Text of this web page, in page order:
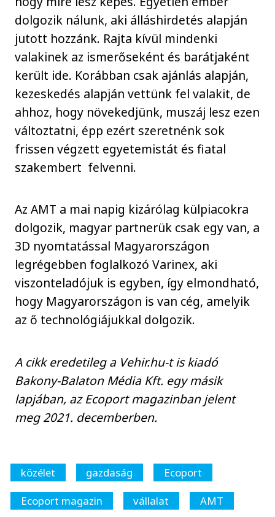
dolgozik nálunk, aki álláshirdetés alapján
jutott hozzánk. Rajta kívül mindenki
valakinek az ismerőseként és barátjaként
került ide. Korábban csak ajánlás alapján,
kezeskedés alapján vettünk fel valakit, de
ahhoz, hogy növekedjünk, muszáj lesz ezen
változtatni, épp ezért szeretnénk sok
frissen végzett egyetemistát és fiatal
szakembert felvenni.
Az AMT a mai napig kizárólag külpiacokra
dolgozik, magyar partnerük csak egy van, a
3D nyomtatással Magyarországon
legrégebben foglalkozó Varinex, aki
viszonteladójuk is egyben, így elmondható,
hogy Magyarországon is van cég, amelyik
az ő technológiájukkal dolgozik.
A cikk eredetileg a Vehir.hu-t is kiadó
Bakony-Balaton Média Kft. egy másik
lapjában, az Ecoport magazinban jelent
meg 2021. decemberben.
közélet gazdaság
Ecoport
Ecoport magazin
vállalat AMT